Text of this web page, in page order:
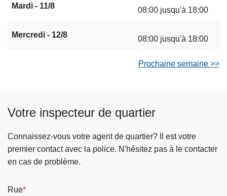
Mardi - 11/8 08:00 jusqu'à 18:00
Mercredi - 12/8 08:00 jusqu'à 18:00
Prochaine semaine >>
Votre inspecteur de quartier
Connaissez-vous votre agent de quartier? Il est votre
premier contact avec la police. N'hésitez pas à le contacter
en cas de problème.
Rue